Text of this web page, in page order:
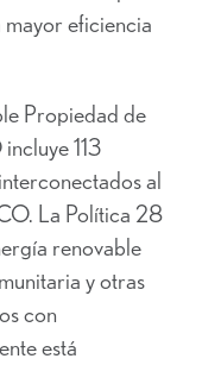
mayor eficiencia
Propiedad de
113
al
La Política 28
renovable
y otras
con
está